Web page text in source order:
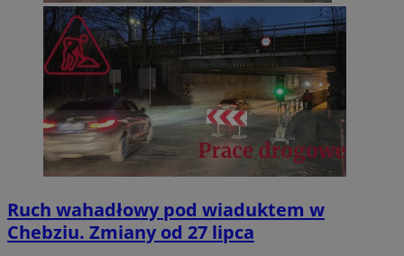
Ruch wahadłowy pod wiaduktem w
Chebziu. Zmiany od 27 lipca